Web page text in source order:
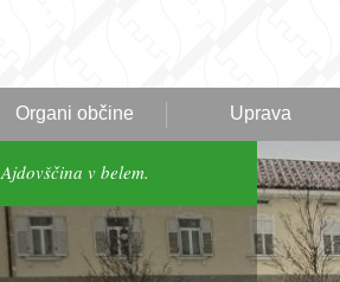
Organi občine Uprava
Ajdovščina v belem.